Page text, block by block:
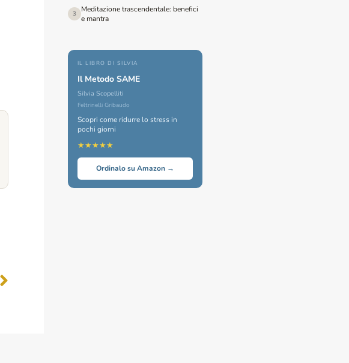
3
Meditazione trascendentale: benefici
e mantra
IL LIBRO DI SILVIA
Il Metodo SAME
Silvia Scopelliti
Feltrinelli Gribaudo
Scopri come ridurre lo stress in
pochi giorni
★★★★★
Ordinalo su Amazon →